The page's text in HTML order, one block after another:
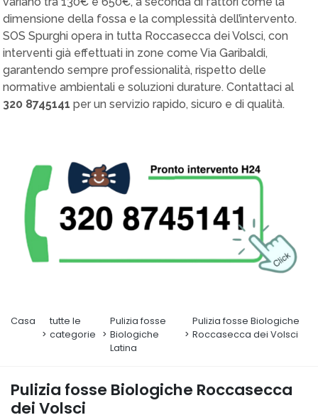
dimensione della fossa e la complessità dell’intervento.
SOS Spurghi opera in tutta Roccasecca dei Volsci, con
interventi già effettuati in zone come Via Garibaldi,
garantendo sempre professionalità, rispetto delle
normative ambientali e soluzioni durature. Contattaci al
320 8745141 per un servizio rapido, sicuro e di qualità.
Casa
tutte le
categorie
Pulizia fosse
Biologiche
Latina
Pulizia fosse Biologiche
Roccasecca dei Volsci
Pulizia fosse Biologiche Roccasecca
dei Volsci